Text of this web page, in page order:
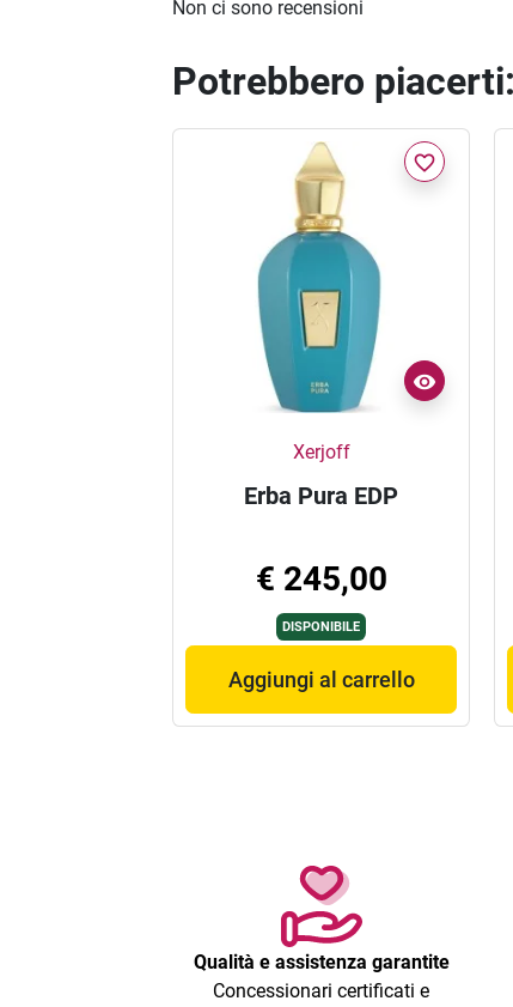
Non ci sono recensioni
Potrebbero piacerti:
favorite_border
Xerjoff
Erba Pura EDP
€ 245,00
DISPONIBILE
Aggiungi al carrello
Qualità e assistenza garantite
Concessionari certificati e